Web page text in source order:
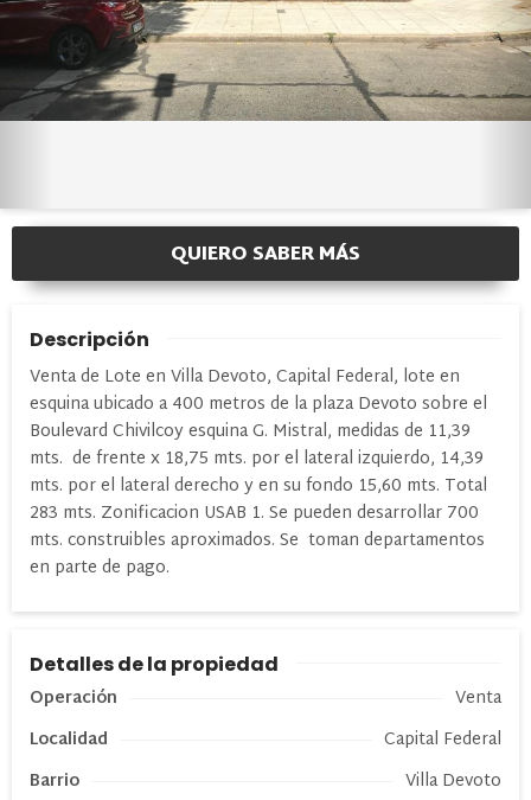
QUIERO SABER MÁS
Descripción
Venta de Lote en Villa Devoto, Capital Federal, lote en
esquina ubicado a 400 metros de la plaza Devoto sobre el
Boulevard Chivilcoy esquina G. Mistral, medidas de 11,39
mts. de frente x 18,75 mts. por el lateral izquierdo, 14,39
mts. por el lateral derecho y en su fondo 15,60 mts. Total
283 mts. Zonificacion USAB 1. Se pueden desarrollar 700
mts. construibles aproximados. Se toman departamentos
en parte de pago.
Detalles de la propiedad
Operación
Venta
Localidad
Capital Federal
Barrio
Villa Devoto